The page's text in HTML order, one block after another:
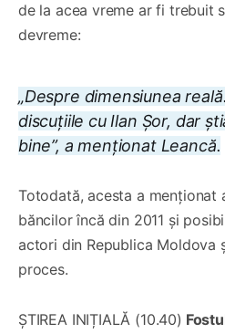
de la acea vreme ar fi trebuit
devreme:
„Despre dimensiunea
discuțiile cu Ilan Șor, dar
bine”, a menționat Leancă.
Totodată, acesta a menționat
băncilor încă din 2011 și
actori din Republica Moldova
proces.
ȘTIREA INIȚIALĂ (10.40)